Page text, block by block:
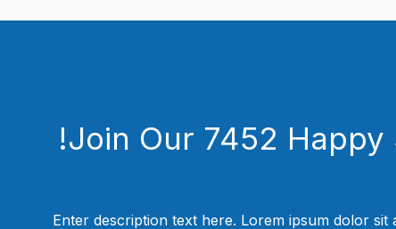
Join Our 7452 Happy
Enter description text here. Lorem ipsum dolor sit